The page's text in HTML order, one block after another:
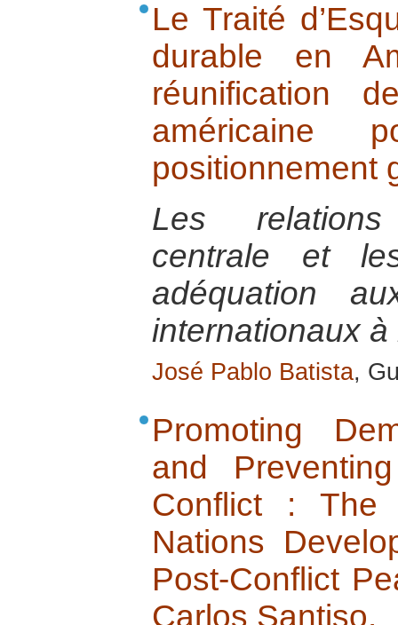
Le Traité
durable en
réunification
américaine
positionnement
Les
centrale et
adéquation
internationaux
José Pablo Batista,
Promoting
and
Conflict :
Nations
Post-Conflict
Carlos Santiso.